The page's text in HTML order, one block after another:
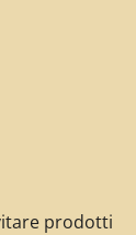
prodotti